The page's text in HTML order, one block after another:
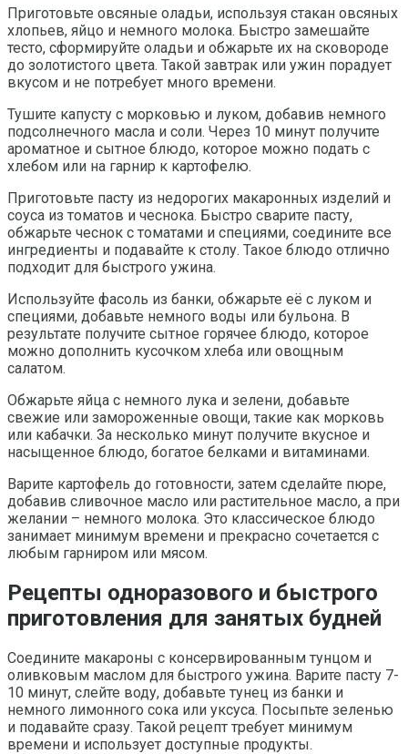
Приготовьте овсяные оладьи, используя стакан овсяных
хлопьев, яйцо и немного молока. Быстро замешайте
тесто, сформируйте оладьи и обжарьте их на сковороде
до золотистого цвета. Такой завтрак или ужин порадует
вкусом и не потребует много времени.
Тушите капусту с морковью и луком, добавив немного
подсолнечного масла и соли. Через 10 минут получите
ароматное и сытное блюдо, которое можно подать с
хлебом или на гарнир к картофелю.
Приготовьте пасту из недорогих макаронных изделий и
соуса из томатов и чеснока. Быстро сварите пасту,
обжарьте чеснок с томатами и специями, соедините все
ингредиенты и подавайте к столу. Такое блюдо отлично
подходит для быстрого ужина.
Используйте фасоль из банки, обжарьте её с луком и
специями, добавьте немного воды или бульона. В
результате получите сытное горячее блюдо, которое
можно дополнить кусочком хлеба или овощным
салатом.
Обжарьте яйца с немного лука и зелени, добавьте
свежие или замороженные овощи, такие как морковь
или кабачки. За несколько минут получите вкусное и
насыщенное блюдо, богатое белками и витаминами.
Варите картофель до готовности, затем сделайте пюре,
добавив сливочное масло или растительное масло, а при
желании – немного молока. Это классическое блюдо
занимает минимум времени и прекрасно сочетается с
любым гарниром или мясом.
Рецепты одноразового и быстрого
приготовления для занятых будней
Соедините макароны с консервированным тунцом и
оливковым маслом для быстрого ужина. Варите пасту 7-
10 минут, слейте воду, добавьте тунец из банки и
немного лимонного сока или уксуса. Посыпьте зеленью
и подавайте сразу. Такой рецепт требует минимум
времени и использует доступные продукты.